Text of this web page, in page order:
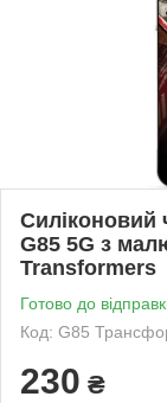
Силіконовий
G85 5G з
Transformers
Готово до
Код: G85
230 ₴